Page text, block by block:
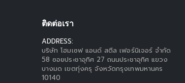
ติดต่อเรา
ADDRESS:
บริษัท โฮมเซฟ แอนด์ สตีล เฟอร์นิเจอร์ จำกัด
58 ซอยประชาอุทิศ 27 ถนนประชาอุทิศ แขวง
บางมด เขตทุ่งครุ จังหวัดกรุงเทพมหานคร
10140